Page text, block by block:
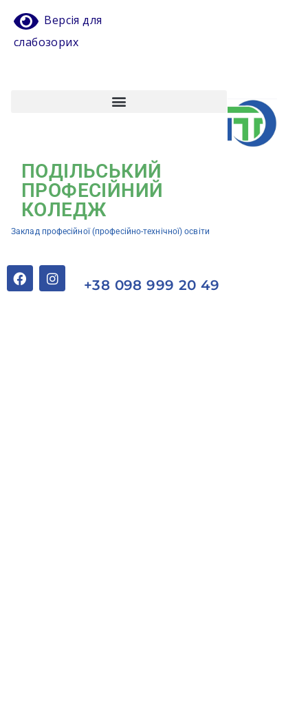
Версія для
слабозорих
ПОДІЛЬСЬКИЙ
ПРОФЕСІЙНИЙ
КОЛЕДЖ
Заклад професійної (професійно-технічної) освіти
+38 098 999 20 49